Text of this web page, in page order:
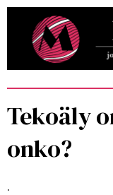
Tekoäly
onko?
.